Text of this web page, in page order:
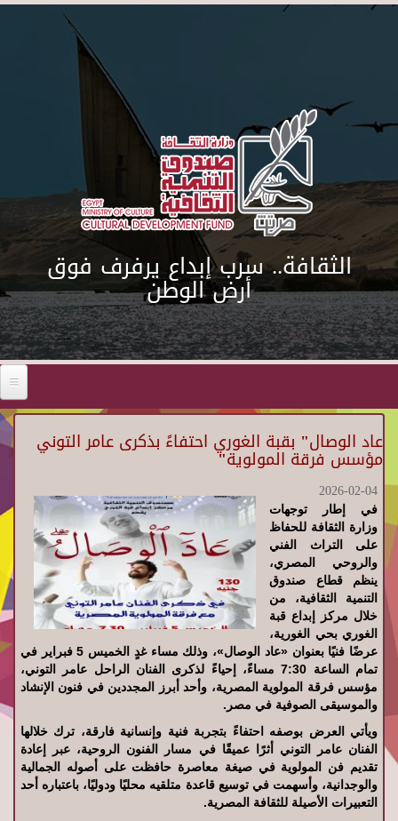
Skip to main content
الثقافة.. سرب إبداع يرفرف فوق
أرض الوطن
عاد الوصال" بقبة الغوري احتفاءً بذكرى عامر التوني
مؤسس فرقة المولوية"
2026-02-04
في إطار توجهات
وزارة الثقافة للحفاظ
على التراث الفني
والروحي المصري،
ينظم قطاع صندوق
التنمية الثقافية، من
خلال مركز إبداع قبة
الغوري بحي الغورية،
عرضًا فنيًا بعنوان «عاد الوصال»، وذلك مساء غدٍ الخميس 5 فبراير في
تمام الساعة 7:30 مساءً، إحياءً لذكرى الفنان الراحل عامر التوني،
مؤسس فرقة المولوية المصرية، وأحد أبرز المجددين في فنون الإنشاد
والموسيقى الصوفية في مصر.
ويأتي العرض بوصفه احتفاءً بتجربة فنية وإنسانية فارقة، ترك خلالها
الفنان عامر التوني أثرًا عميقًا في مسار الفنون الروحية، عبر إعادة
تقديم فن المولوية في صيغة معاصرة حافظت على أصوله الجمالية
والوجدانية، وأسهمت في توسيع قاعدة متلقيه محليًا ودوليًا، باعتباره أحد
التعبيرات الأصيلة للثقافة المصرية.